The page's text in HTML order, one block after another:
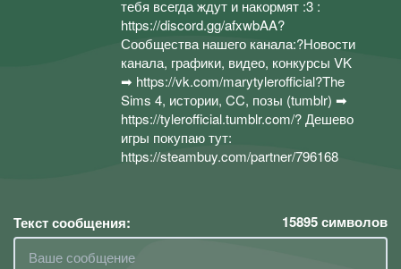
тебя всегда ждут и накормят :3 :
https://discord.gg/afxwbAA?
Сообщества нашего канала:?Новости
канала, графики, видео, конкурсы VK
➡ https://vk.com/marytylerofficial?The
Sims 4, истории, CC, позы (tumblr) ➡
https://tylerofficial.tumblr.com/? Дешево
игры покупаю тут:
https://steambuy.com/partner/796168
Текст сообщения: 15895символов